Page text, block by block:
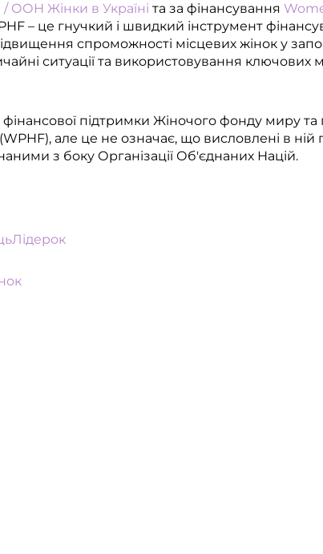
ООН Жінки в Україні та за фінансування
– це гнучкий і швидкий інструмент
спроможності місцевих жінок у
ситуації та використовування ключових
фінансової підтримки Жіночого фонду миру та
але це не означає, що висловлені в ній
з боку Організації Об'єднаних Націй.